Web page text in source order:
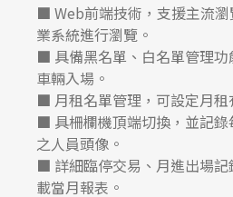
■ Web前端技術，支援主流
業系統進行瀏覽。
■ 具備黑名單、白名單管理功
車輛入場。
■ 月租名單管理，可設定月租
■ 具柵欄機頂端切換，並記
之人員頭像。
■ 詳細臨停交易、月進出場記
載當月報表。